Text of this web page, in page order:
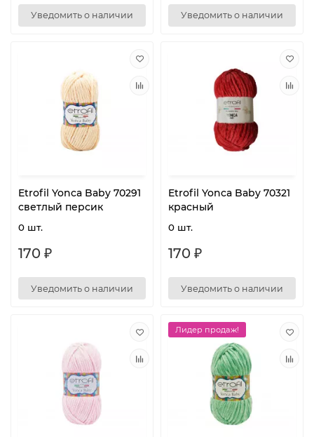
Уведомить о наличии Уведомить о наличии
Etrofil Yonca Baby 70291
светлый персик
0 шт.
170 ₽
Уведомить о наличии
Etrofil Yonca Baby 70321
красный
0 шт.
170 ₽
Уведомить о наличии
Лидер продаж!